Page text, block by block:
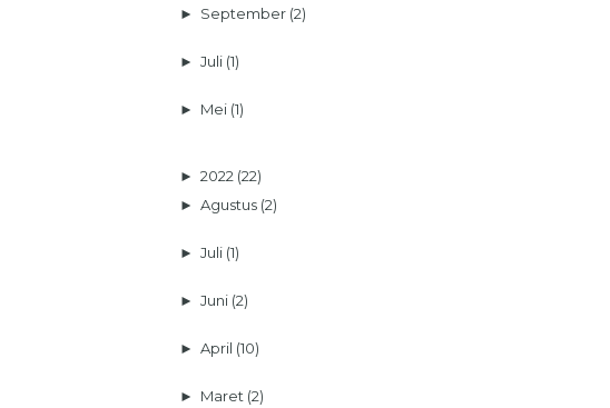
► September (2)
► Juli (1)
► Mei (1)
► 2022 (22)
► Agustus (2)
► Juli (1)
► Juni (2)
► April (10)
► Maret (2)